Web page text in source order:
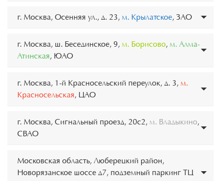
г. Москва, Осенняя ул., д. 23, м. Крылатское, ЗАО
г. Москва, ш. Бесединское, 9, м. Борисово, м. Алма-
Атинская, ЮАО
г. Москва, 1-й Красносельский переулок, д. 3, м.
Красносельская, ЦАО
г. Москва, Сигнальный проезд, 20с2, м. Владыкино,
СВАО
Московская область, Люберецкий район,
Новорязанское шоссе д7, подземный паркинг ТЦ